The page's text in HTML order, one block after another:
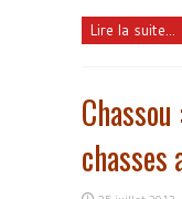
Lire la suite...
chasses